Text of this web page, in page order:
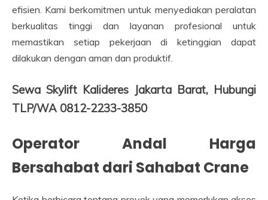
efisien. Kami berkomitmen untuk menyediakan peralatan
berkualitas tinggi dan layanan profesional untuk
memastikan setiap pekerjaan di ketinggian dapat
dilakukan dengan aman dan produktif.
Sewa Skylift Kalideres Jakarta Barat, Hubungi
TLP/WA 0812-2233-3850
Operator Andal Harga
Bersahabat dari Sahabat Crane